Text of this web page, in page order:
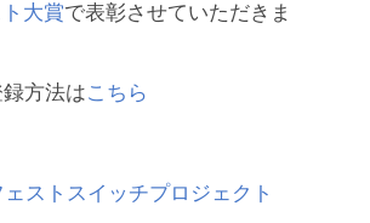
大賞で表彰させていただきま
方法はこちら